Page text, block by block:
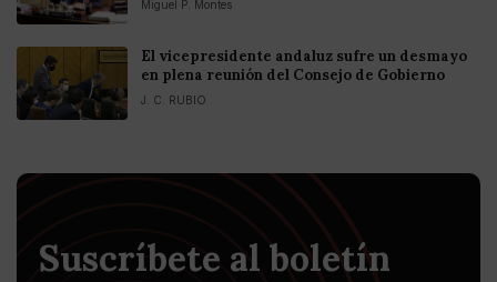
Miguel P. Montes
El vicepresidente andaluz sufre un desmayo
en plena reunión del Consejo de Gobierno
J. C. RUBIO
Suscríbete al boletín